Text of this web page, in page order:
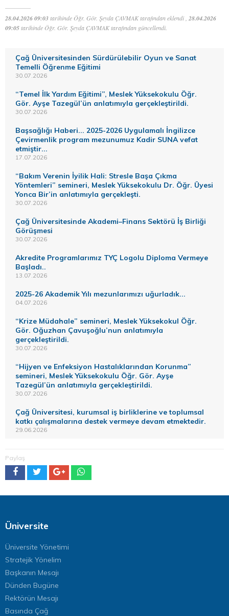
28.04.2026 09:03tarihinde Öğr. Gör. Şeyda ÇAVMAK tarafından eklendi , 28.04.2026
09:05tarihinde Öğr. Gör. Şeyda ÇAVMAK tarafından güncellendi.
Çağ Üniversitesinden Sürdürülebilir Oyun ve Sanat
Temelli Öğrenme Eğitimi
30.07.2026
“Temel İlk Yardım Eğitimi”, Meslek Yüksekokulu Öğr.
Gör. Ayşe Tazegül’ün anlatımıyla gerçekleştirildi.
30.07.2026
Başsağlığı Haberi... 2025-2026 Uygulamalı İngilizce
Çevirmenlik program mezunumuz Kadir SUNA vefat
etmiştir...
17.07.2026
“Bakım Verenin İyilik Hali: Stresle Başa Çıkma
Yöntemleri” semineri, Meslek Yüksekokulu Dr. Öğr. Üyesi
Yonca Bir’in anlatımıyla gerçekleşti.
30.07.2026
Çağ Üniversitesinde Akademi–Finans Sektörü İş Birliği
Görüşmesi
30.07.2026
Akredite Programlarımız TYÇ Logolu Diploma Vermeye
Başladı..
13.07.2026
2025-26 Akademik Yılı mezunlarımızı uğurladık...
04.07.2026
“Krize Müdahale” semineri, Meslek Yüksekokul Öğr.
Gör. Oğuzhan Çavuşoğlu’nun anlatımıyla
gerçekleştirildi.
30.07.2026
“Hijyen ve Enfeksiyon Hastalıklarından Korunma”
semineri, Meslek Yüksekokulu Öğr. Gör. Ayşe
Tazegül’ün anlatımıyla gerçekleştirildi.
30.07.2026
Çağ Üniversitesi, kurumsal iş birliklerine ve toplumsal
katkı çalışmalarına destek vermeye devam etmektedir.
29.06.2026
Paylaş
Üniversite
Üniversite Yönetimi
Stratejik Yönelim
Başkanın Mesajı
Dünden Bugüne
Rektörün Mesajı
Basında Çağ